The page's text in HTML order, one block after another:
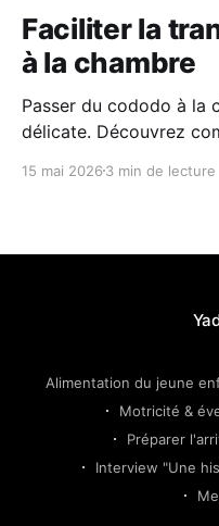
Faciliter la
à la chambre
Passer du cododo à la
délicate. Découvrez
environnement
15 mai 2026 3 min de lecture
Alimentation du jeune
Motricité &
Préparer
Interview "Une